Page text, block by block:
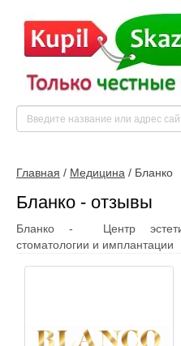
Главная / Медицина / Бланко
Бланко - отзывы
Бланко - Центр
стоматологии и имплантации